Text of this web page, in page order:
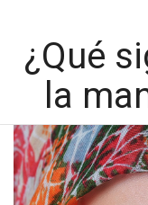
¿Qué
la